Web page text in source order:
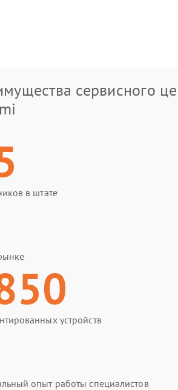
сервисного
в штате
устройств
опыт работы специалистов